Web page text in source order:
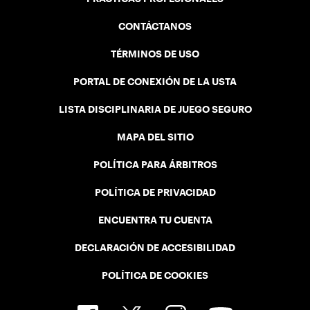
CONTÁCTANOS
TÉRMINOS DE USO
PORTAL DE CONEXIÓN DE LA USTA
LISTA DISCIPLINARIA DE JUEGO SEGURO
MAPA DEL SITIO
POLÍTICA PARA ÁRBITROS
POLÍTICA DE PRIVACIDAD
ENCUENTRA TU CUENTA
DECLARACIÓN DE ACCESIBILIDAD
POLÍTICA DE COOKIES